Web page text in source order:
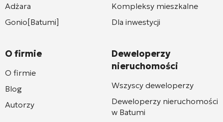
Adżara
Gonio[Batumi]
O firmie
O firmie
Blog
Autorzy
Kompleksy mieszkalne
Dla inwestycji
Deweloperzy
nieruchomości
Wszyscy deweloperzy
Deweloperzy nieruchomości
w Batumi